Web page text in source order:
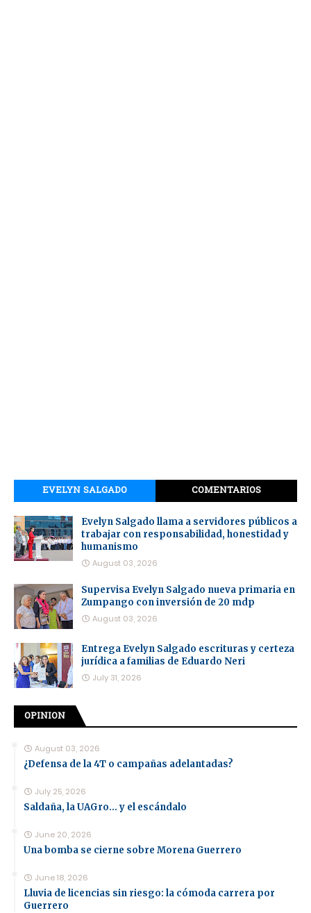
EVELYN SALGADO COMENTARIOS
Evelyn Salgado llama a servidores públicos a
trabajar con responsabilidad, honestidad y
humanismo
August 03, 2026
Supervisa Evelyn Salgado nueva primaria en
Zumpango con inversión de 20 mdp
August 03, 2026
Entrega Evelyn Salgado escrituras y certeza
jurídica a familias de Eduardo Neri
July 31, 2026
OPINION
August 03, 2026
¿Defensa de la 4T o campañas adelantadas?
July 25, 2026
Saldaña, la UAGro... y el escándalo
June 20, 2026
Una bomba se cierne sobre Morena Guerrero
June 18, 2026
Lluvia de licencias sin riesgo: la cómoda carrera por
Guerrero